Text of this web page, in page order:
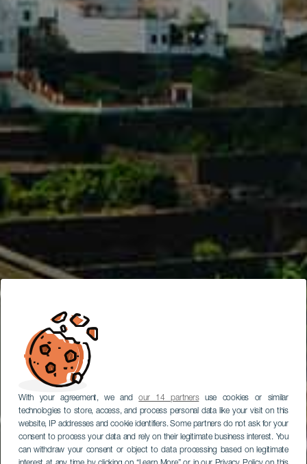
With your agreement, we andour 14 partnersuse cookies or similar
technologies to store, access, and process personal data like your visit on this
website, IP addresses and cookie identifiers. Some partners do not ask for your
consent to process your data and rely on their legitimate business interest. You
can withdraw your consent or object to data processing based on legitimate